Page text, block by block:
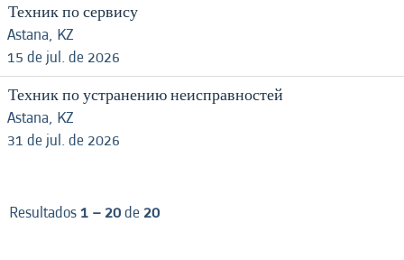
Техник по сервису
Astana, KZ
15 de jul. de 2026
Техник по устранению неисправностей
Astana, KZ
31 de jul. de 2026
Resultados1 – 20de 20